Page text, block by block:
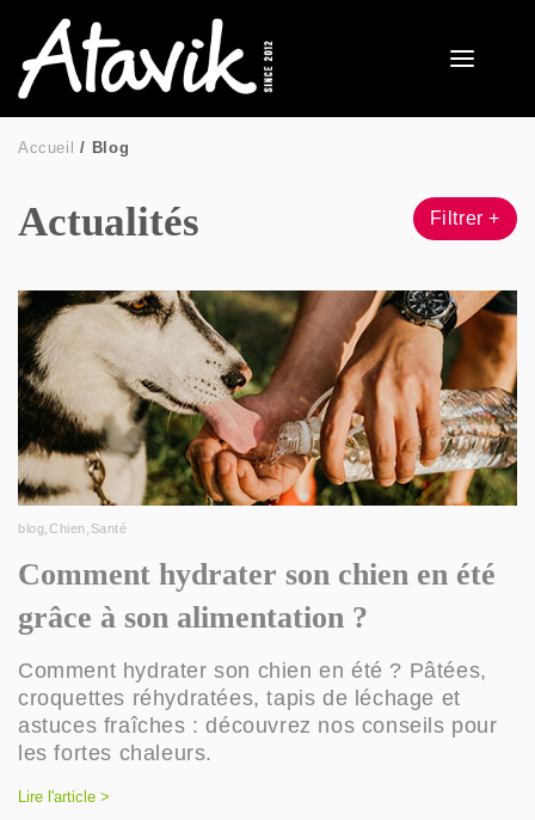
Accueil Blog
Actualités Filtrer +
blog ,Chien Santé
Comment hydrater son chien en été
grâce à son alimentation ?
Comment hydrater son chien en été ? Pâtées,
croquettes réhydratées, tapis de léchage et
astuces fraîches : découvrez nos conseils pour
les fortes chaleurs.
Lire l'article >